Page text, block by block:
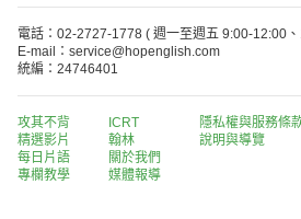
電話：02-2727-1778 ( 週一至週五 9:00-12:00
E-mail：service@hopenglish.com
統編：24746401
攻其不背
精選影片
每日片語
專欄教學
ICRT
翰林
關於我們
媒體報導
隱私權與服務條
說明與導覽